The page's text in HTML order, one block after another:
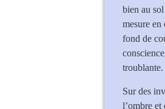
bien au
mesure en
fond de
troublante.
Sur des
l’ombre